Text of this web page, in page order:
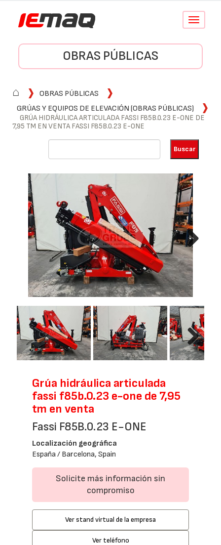
Conmutar
OBRAS PÚBLICAS
⌂
OBRAS PÚBLICAS
GRÚAS Y EQUIPOS DE ELEVACIÓN (OBRAS PÚBLICAS)
GRÚA HIDRÁULICA ARTICULADA FASSI F85B.0.23 E-ONE DE
7,95 TM EN VENTA FASSI F85B.0.23 E-ONE
Next
Next
Grúa hidráulica articulada
fassi f85b.0.23 e-one de 7,95
tm en venta
Fassi F85B.0.23 E-ONE
Localización geográfica
España / Barcelona, Spain
Solicite más información sin
compromiso
Ver stand virtual de la empresa
Ver teléfono